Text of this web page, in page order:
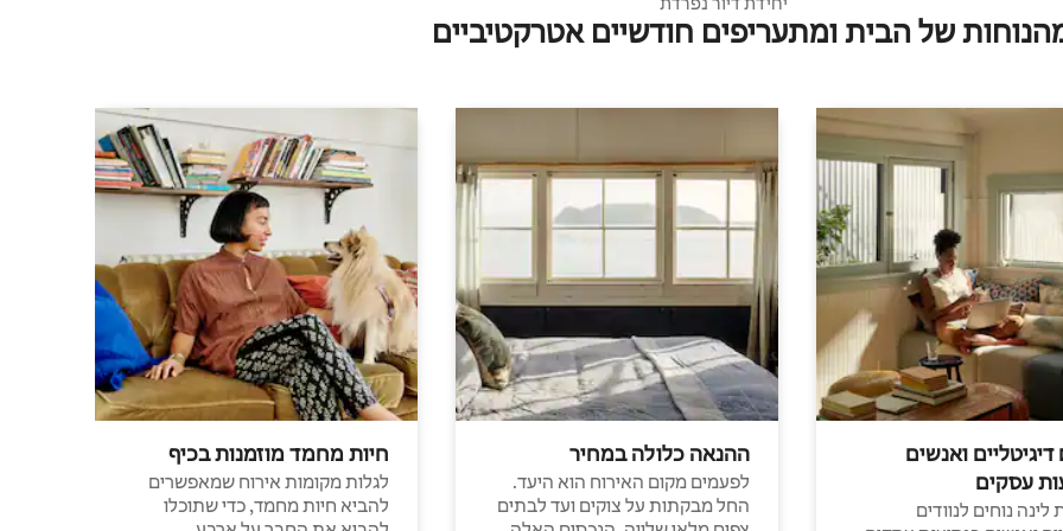
של הבית ומתעריפים חודשיים אטרקטיביים
דיגיטליים ואנשים
עסקים
לינה נוחים לנוודים
ההנאה כלולה במחיר
לפעמים מקום האירוח הוא היעד.
החל מבקתות על צוקים ועד לבתים
חיות מחמד מוזמנות בכיף
לגלות מקומות אירוח שמאפשרים
להביא חיות מחמד, כדי שתוכלו